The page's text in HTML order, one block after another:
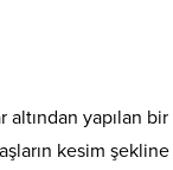
altından yapılan bir
kesim şekline